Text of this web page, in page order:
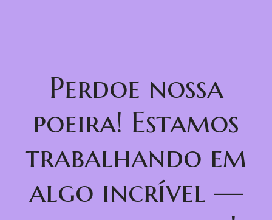
Perdoe nossa
poeira! Estamos
trabalhando em
algo incrível —